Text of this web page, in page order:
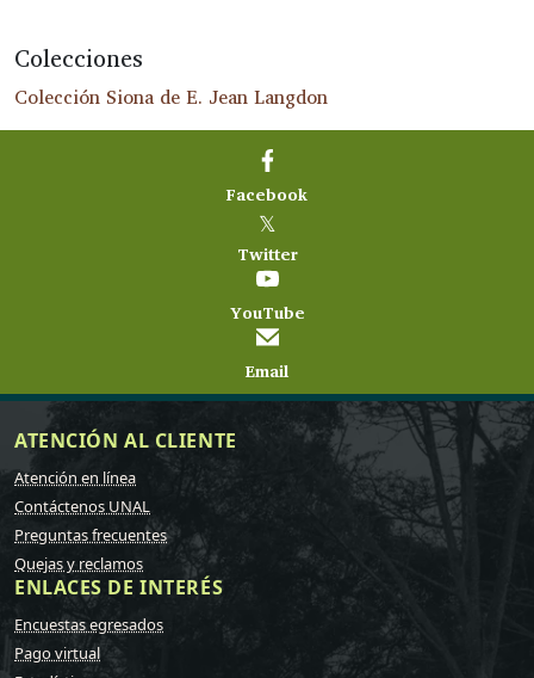
Colecciones
Colección Siona de E. Jean Langdon
Facebook
𝕏
Twitter
YouTube
Email
ATENCIÓN AL CLIENTE
Atención en línea
Contáctenos UNAL
Preguntas frecuentes
Quejas y reclamos
ENLACES DE INTERÉS
Encuestas egresados
Pago virtual